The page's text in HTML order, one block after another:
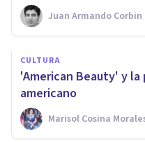
Juan Armando Corbin
CULTURA
​'American Beauty' y
americano
Marisol Cosina